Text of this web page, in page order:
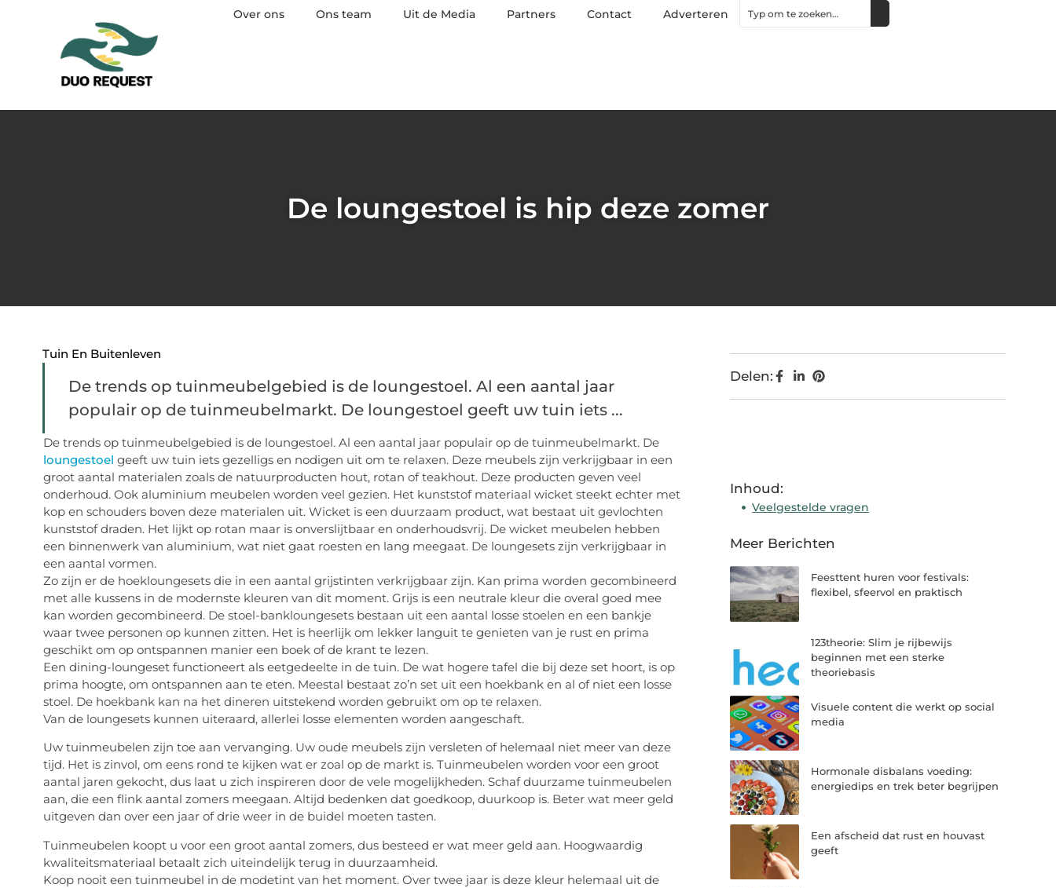
Over ons Ons team Uit de Media Partners Contact Adverteren
De loungestoel is hip deze zomer
Tuin En Buitenleven
De trends op tuinmeubelgebied is de loungestoel. Al een aantal jaar
populair op de tuinmeubelmarkt. De loungestoel geeft uw tuin iets ...
De trends op tuinmeubelgebied is de loungestoel. Al een aantal jaar populair op de tuinmeubelmarkt. De
loungestoel geeft uw tuin iets gezelligs en nodigen uit om te relaxen. Deze meubels zijn verkrijgbaar in een
groot aantal materialen zoals de natuurproducten hout, rotan of teakhout. Deze producten geven veel
onderhoud. Ook aluminium meubelen worden veel gezien. Het kunststof materiaal wicket steekt echter met
kop en schouders boven deze materialen uit. Wicket is een duurzaam product, wat bestaat uit gevlochten
kunststof draden. Het lijkt op rotan maar is onverslijtbaar en onderhoudsvrij. De wicket meubelen hebben
een binnenwerk van aluminium, wat niet gaat roesten en lang meegaat. De loungesets zijn verkrijgbaar in
een aantal vormen.
Zo zijn er de hoekloungesets die in een aantal grijstinten verkrijgbaar zijn. Kan prima worden gecombineerd
met alle kussens in de modernste kleuren van dit moment. Grijs is een neutrale kleur die overal goed mee
kan worden gecombineerd. De stoel-bankloungesets bestaan uit een aantal losse stoelen en een bankje
waar twee personen op kunnen zitten. Het is heerlijk om lekker languit te genieten van je rust en prima
geschikt om op ontspannen manier een boek of de krant te lezen.
Een dining-loungeset functioneert als eetgedeelte in de tuin. De wat hogere tafel die bij deze set hoort, is op
prima hoogte, om ontspannen aan te eten. Meestal bestaat zo’n set uit een hoekbank en al of niet een losse
stoel. De hoekbank kan na het dineren uitstekend worden gebruikt om op te relaxen.
Van de loungesets kunnen uiteraard, allerlei losse elementen worden aangeschaft.
Uw tuinmeubelen zijn toe aan vervanging. Uw oude meubels zijn versleten of helemaal niet meer van deze
tijd. Het is zinvol, om eens rond te kijken wat er zoal op de markt is. Tuinmeubelen worden voor een groot
aantal jaren gekocht, dus laat u zich inspireren door de vele mogelijkheden. Schaf duurzame tuinmeubelen
aan, die een flink aantal zomers meegaan. Altijd bedenken dat goedkoop, duurkoop is. Beter wat meer geld
uitgeven dan over een jaar of drie weer in de buidel moeten tasten.
Tuinmeubelen koopt u voor een groot aantal zomers, dus besteed er wat meer geld aan. Hoogwaardig
kwaliteitsmateriaal betaalt zich uiteindelijk terug in duurzaamheid.
Koop nooit een tuinmeubel in de modetint van het moment. Over twee jaar is deze kleur helemaal uit de
Delen:
Inhoud:
Veelgestelde vragen
Meer Berichten
Feesttent huren voor festivals:
flexibel, sfeervol en praktisch
123theorie: Slim je rijbewijs
beginnen met een sterke
theoriebasis
Visuele content die werkt op social
media
Hormonale disbalans voeding:
energiedips en trek beter begrijpen
Een afscheid dat rust en houvast
geeft